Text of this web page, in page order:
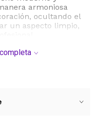
armoniosa
ocultando el
un aspecto limpio,
sencilla y rápida,
transformar tu